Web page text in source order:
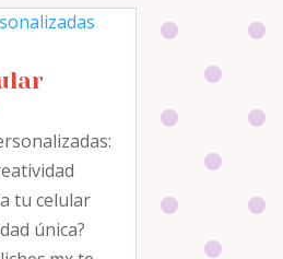
tu celular
única?